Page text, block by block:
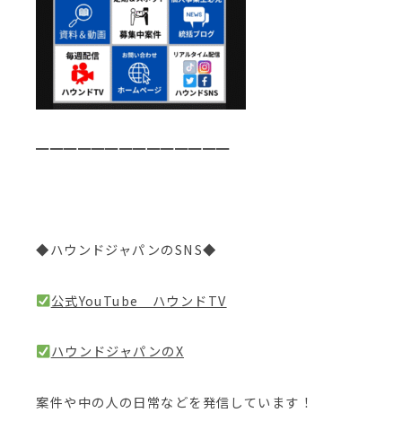
━━━━━━━━━━━━━━
◆ハウンドジャパンのSNS◆
公式YouTube ハウンドTV
ハウンドジャパンのX
案件や中の人の日常などを発信しています！